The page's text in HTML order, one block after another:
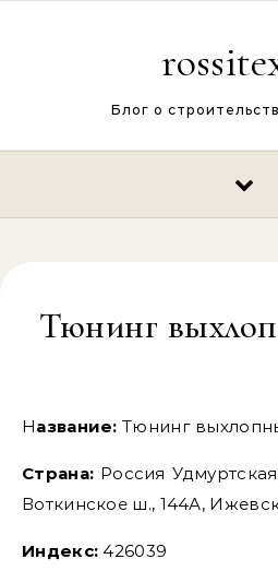
Блог о
Тюнинг
Название: Тюнинг
Страна: Россия
Воткинское ш., 144А,
Индекс: 426039